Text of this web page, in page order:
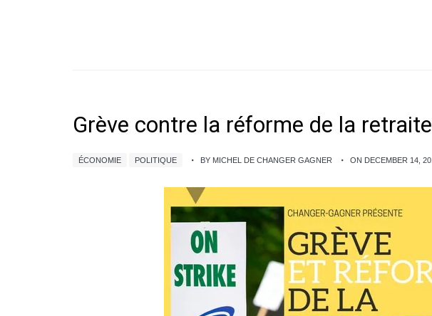
Grève contre la réforme de la
ÉCONOMIE POLITIQUE BY MICHEL DE CHANGER GAGNER ON DECEMBER 14,